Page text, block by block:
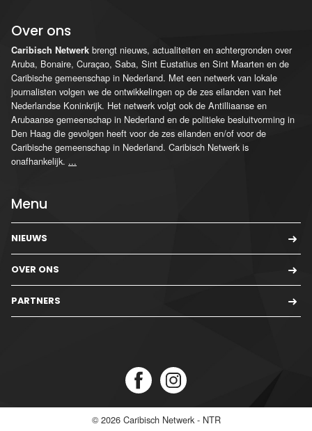
Over ons
Caribisch Netwerk brengt nieuws, actualiteiten en achtergronden over
Aruba, Bonaire, Curaçao, Saba, Sint Eustatius en Sint Maarten en de
Caribische gemeenschap in Nederland. Met een netwerk van lokale
journalisten volgen we de ontwikkelingen op de zes eilanden van het
Nederlandse Koninkrijk. Het netwerk volgt ook de Antilliaanse en
Arubaanse gemeenschap in Nederland en de politieke besluitvorming in
Den Haag die gevolgen heeft voor de zes eilanden en/of voor de
Caribische gemeenschap in Nederland. Caribisch Netwerk is
onafhankelijk. ...
Menu
NIEUWS
OVER ONS
PARTNERS
© 2026 Caribisch Netwerk - NTR